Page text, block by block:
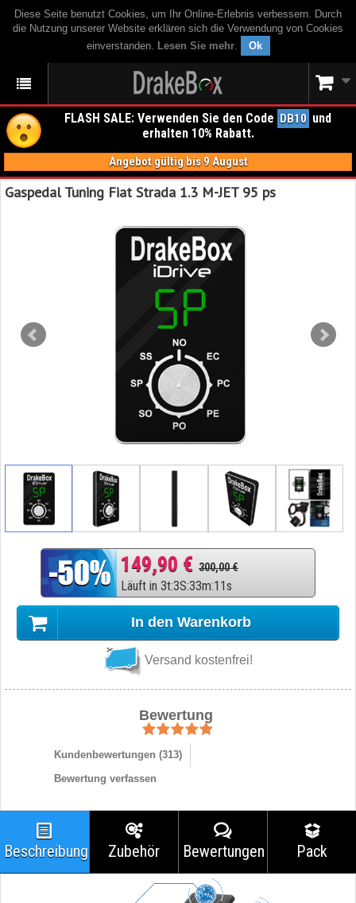
Diese Seite benutzt Cookies, um Ihr Online-Erlebnis verbessern. Durch
die Nutzung unserer Website erklären sich die Verwendung von Cookies
einverstanden. Lesen Sie mehr. Ok
FLASH SALE: Verwenden Sie den Code DB10 und
erhalten 10% Rabatt.
Angebot gültig bis 9 August
Gaspedal Tuning Fiat Strada 1.3 M-JET 95 ps
149,90 € 300,00 €
Läuft in 3t:3S:33m:10s
In den Warenkorb
Versand kostenfrei!
Bewertung
Kundenbewertungen (313)
Bewertung verfassen
Beschreibung Zubehör Bewertungen Pack